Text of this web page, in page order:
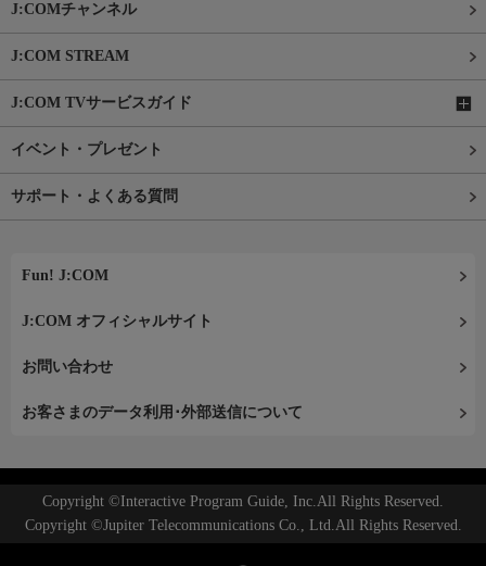
J:COMチャンネル
J:COM STREAM
J:COM TVサービスガイド
イベント・プレゼント
サポート・よくある質問
Fun! J:COM
J:COM オフィシャルサイト
お問い合わせ
お客さまのデータ利用･外部送信について
Copyright ©Interactive Program Guide, Inc.All Rights Reserved.
Copyright ©Jupiter Telecommunications Co., Ltd.All Rights Reserved.